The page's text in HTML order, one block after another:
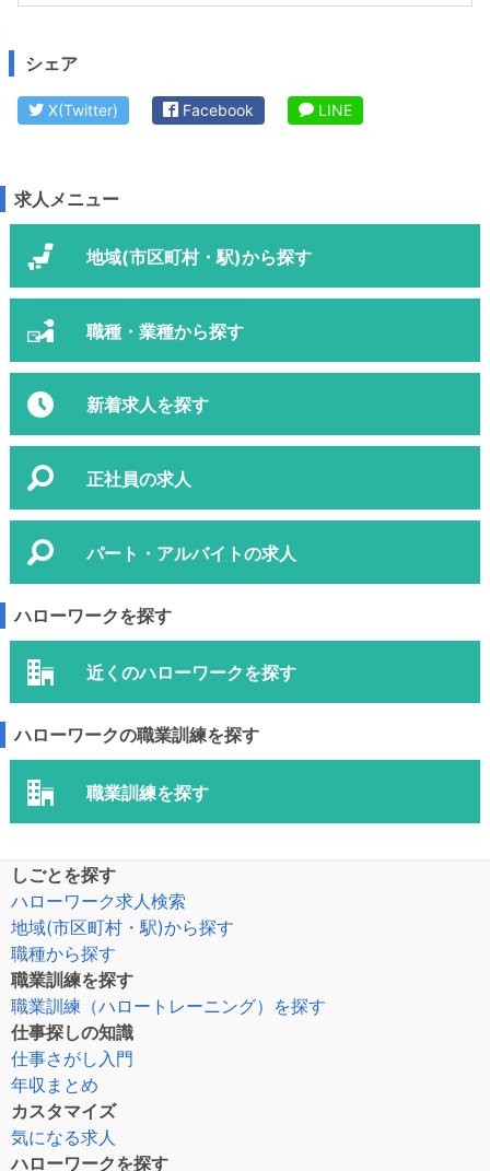
シェア
X(Twitter) Facebook LINE
求人メニュー
地域(市区町村・駅)から探す
職種・業種から探す
新着求人を探す
正社員の求人
パート・アルバイトの求人
ハローワークを探す
近くのハローワークを探す
ハローワークの職業訓練を探す
職業訓練を探す
しごとを探す
ハローワーク求人検索
地域(市区町村・駅)から探す
職種から探す
職業訓練を探す
職業訓練（ハロートレーニング）を探す
仕事探しの知識
仕事さがし入門
年収まとめ
カスタマイズ
気になる求人
ハローワークを探す